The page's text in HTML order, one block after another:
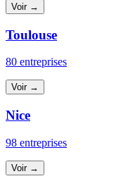
Voir →
Toulouse
80 entreprises
Voir →
Nice
98 entreprises
Voir →